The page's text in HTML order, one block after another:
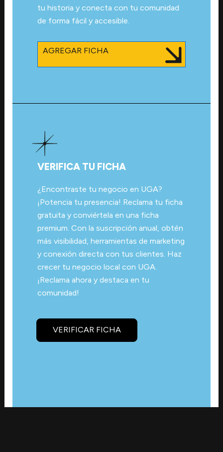
tu historia y conecta con tu comunidad
de forma fácil y accesible.
AGREGAR FICHA
VERIFICA TU FICHA
¿Encontraste tu negocio en UGA?
¡Potencia tu presencia! Reclama tu ficha
gratuita y conviértela en una ficha
premium. Con la suscripción anual, obtén
más visibilidad, herramientas de marketing
y conexión directa con tus clientes. Haz
crecer tu negocio local con UGA.
¡Reclama ahora y destaca en tu
comunidad!
VERIFICAR FICHA